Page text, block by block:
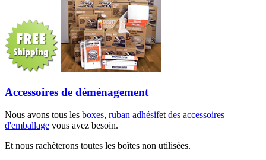
Accessoires de déménagement
Nous avons tous les boxes, ruban adhésifet des accessoires
d'emballage vous avez besoin.
Et nous rachèterons toutes les boîtes non utilisées.